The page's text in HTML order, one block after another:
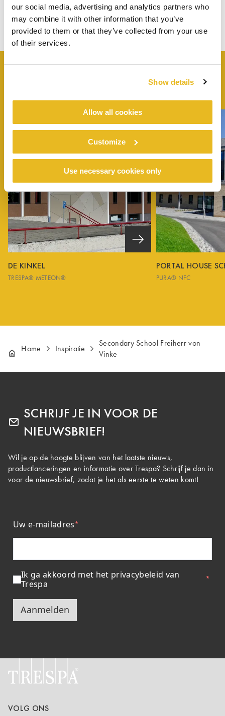
our social media, advertising and analytics partners who
may combine it with other information that you’ve
provided to them or that they’ve collected from your use
of their services.
Show details
Allow all cookies
Customize
Use necessary cookies only
PROJECTEN
DE KINKEL
TRESPA® METEON®
PORTAL HOUSE
PURA® NFC
Home Inspiratie
Secondary School Freiherr von
Vinke
SCHRIJF JE IN VOOR DE
NIEUWSBRIEF!
Wil je op de hoogte blijven van het laatste nieuws,
productlanceringen en informatie over Trespa? Schrijf je dan in
voor de nieuwsbrief, zodat je het als eerste te weten komt!
Uw e-mailadres
Ik ga akkoord met het privacybeleid van
Trespa
Aanmelden
VOLG ONS